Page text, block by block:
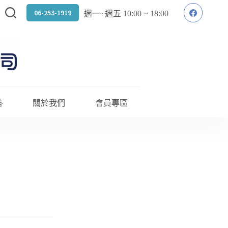
06-253-1919 週一~週五 10:00 ~ 18:00
關於我們 會員專區